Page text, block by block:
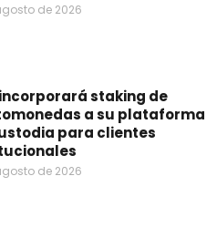
de 2026
incorporará staking de
a su plataforma
para clientes
de 2026